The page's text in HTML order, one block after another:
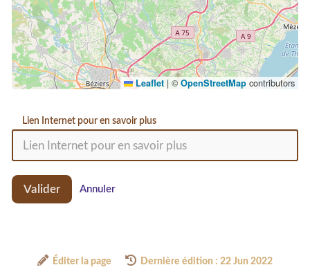
Leaflet | © OpenStreetMap contributors
Lien Internet pour en savoir plus
Valider Annuler
Éditer la page Dernière édition : 22 Jun 2022